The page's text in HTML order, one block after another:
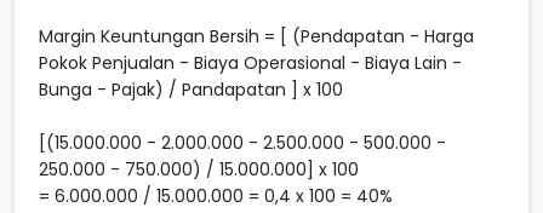
Margin Keuntungan Bersih = [ (Pendapatan - Harga
Pokok Penjualan - Biaya Operasional - Biaya Lain -
Bunga - Pajak) / Pandapatan ] x 100
[(15.000.000 - 2.000.000 - 2.500.000 - 500.000 -
250.000 - 750.000) / 15.000.000] x 100
= 6.000.000 / 15.000.000 = 0,4 x 100 = 40%